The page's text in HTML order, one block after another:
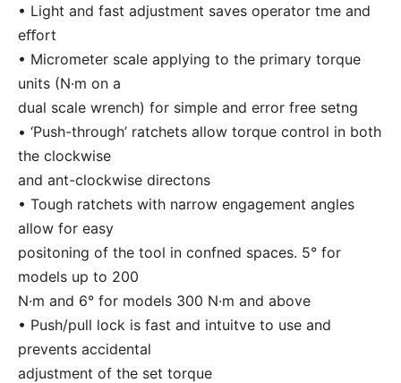
• Light and fast adjustment saves operator tme and
eﬀort
• Micrometer scale applying to the primary torque
units (N·m on a
dual scale wrench) for simple and error free setng
• ‘Push-through’ ratchets allow torque control in both
the clockwise
and ant-clockwise directons
• Tough ratchets with narrow engagement angles
allow for easy
positoning of the tool in confned spaces. 5° for
models up to 200
N·m and 6° for models 300 N·m and above
• Push/pull lock is fast and intuitve to use and
prevents accidental
adjustment of the set torque